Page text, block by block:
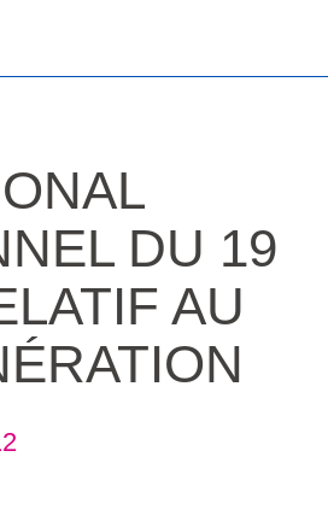
DU 19
AU